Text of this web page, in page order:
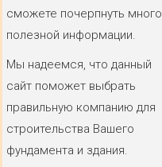
сможете почерпнуть много
полезной информации.
Мы надеемся, что данный
сайт поможет выбрать
правильную компанию для
строительства Вашего
фундамента и здания.